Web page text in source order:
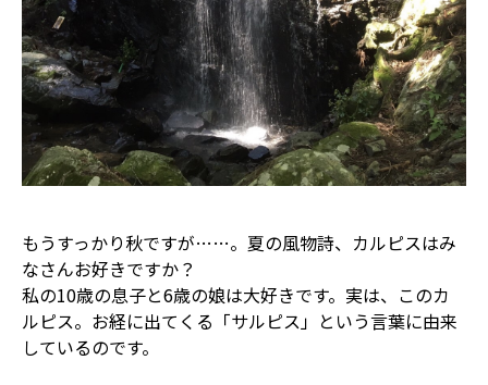
もうすっかり秋ですが……。夏の風物詩、カルピスはみ
なさんお好きですか？
私の10歳の息子と6歳の娘は大好きです。実は、このカ
ルピス。お経に出てくる「サルピス」という言葉に由来
しているのです。